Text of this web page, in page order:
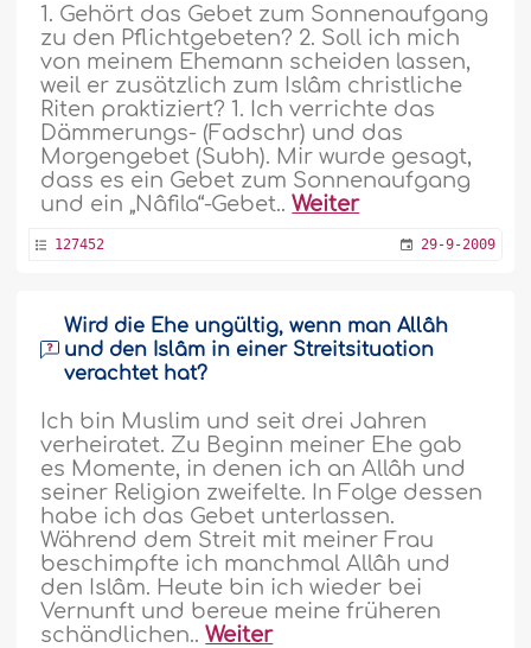
1. Gehört das Gebet zum Sonnenaufgang
zu den Pflichtgebeten? 2. Soll ich mich
von meinem Ehemann scheiden lassen,
weil er zusätzlich zum Islâm christliche
Riten praktiziert? 1. Ich verrichte das
Dämmerungs- (Fadschr) und das
Morgengebet (Subh). Mir wurde gesagt,
dass es ein Gebet zum Sonnenaufgang
und ein „Nâfila“-Gebet..Weiter
127452 29-9-2009
Wird die Ehe ungültig, wenn man Allâh
und den Islâm in einer Streitsituation
verachtet hat?
Ich bin Muslim und seit drei Jahren
verheiratet. Zu Beginn meiner Ehe gab
es Momente, in denen ich an Allâh und
seiner Religion zweifelte. In Folge dessen
habe ich das Gebet unterlassen.
Während dem Streit mit meiner Frau
beschimpfte ich manchmal Allâh und
den Islâm. Heute bin ich wieder bei
Vernunft und bereue meine früheren
schändlichen..Weiter